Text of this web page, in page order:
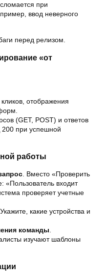
при
ввод неверного
перед релизом.
«от
кликов, отображения
(GET, POST) и ответов
при успешной
работы
. Вместо «Проверить
«Пользователь входит
проверяет учетные
. Укажите, какие устройства и
команды
изучают шаблоны